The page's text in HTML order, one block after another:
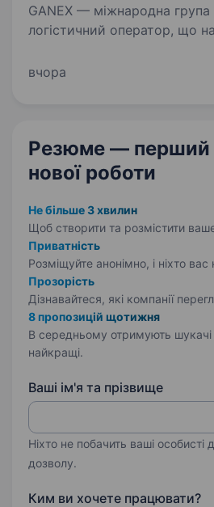
GANEX — міжнародна група
логістичний оператор, що
митно-брокерського
вчора
Резюме — перший
нової роботи
Не більше 3 хвилин
Щоб створити та розмістити
Приватність
Розміщуйте анонімно, і ніхто вас
Прозорість
Дізнавайтеся, які компанії
8 пропозицій щотижня
В середньому отримують
найкращі.
Ваші ім'я та прізвище
Ніхто не побачить ваші особисті
дозволу.
Ким ви хочете працювати?